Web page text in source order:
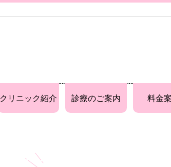
クリニック紹介 診療のご案内 料金